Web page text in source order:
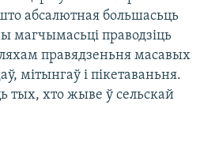
абсалютная большасьць
магчымасьці праводзіць
правядзеньня масавых
мітынгаў і пікетаваньня.
тых, хто жыве ў сельскай